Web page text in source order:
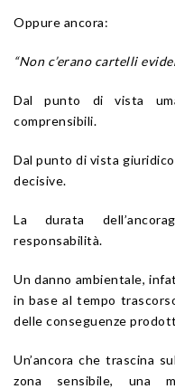
Oppure ancora:
“Non c’erano cartelli
Dal punto di vista
comprensibili.
Dal punto di vista
decisive.
La durata
responsabilità.
Un danno ambientale,
in base al tempo
delle conseguenze
Un’ancora che trascina
zona sensibile, una